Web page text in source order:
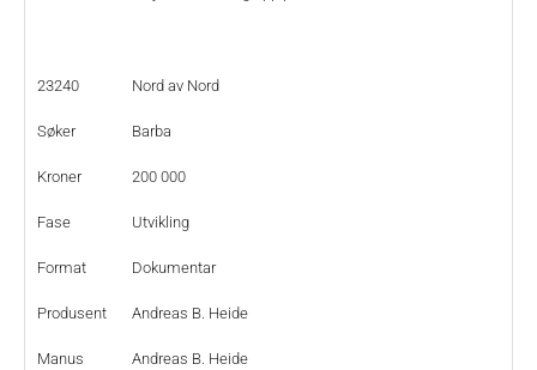
23240 Nord av Nord
Søker Barba
Kroner 200 000
Fase Utvikling
Format Dokumentar
Produsent Andreas B. Heide
Manus Andreas B. Heide